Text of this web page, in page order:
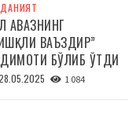
АВАЗНИНГ
ВАЪЗДИР”
БЎЛИБ ЎТДИ
1 084